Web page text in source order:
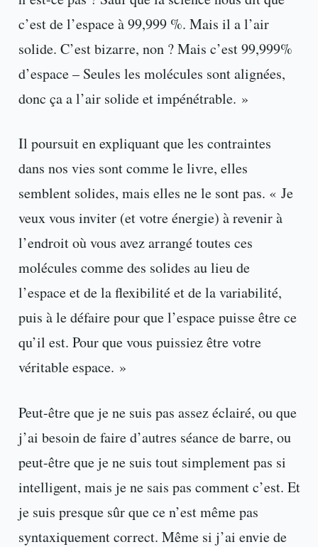
c’est de l’espace à 99,999 %. Mais il a l’air
solide. C’est bizarre, non ? Mais c’est 99,999%
d’espace – Seules les molécules sont alignées,
donc ça a l’air solide et impénétrable. »
Il poursuit en expliquant que les contraintes
dans nos vies sont comme le livre, elles
semblent solides, mais elles ne le sont pas. « Je
veux vous inviter (et votre énergie) à revenir à
l’endroit où vous avez arrangé toutes ces
molécules comme des solides au lieu de
l’espace et de la flexibilité et de la variabilité,
puis à le défaire pour que l’espace puisse être ce
qu’il est. Pour que vous puissiez être votre
véritable espace. »
Peut-être que je ne suis pas assez éclairé, ou que
j’ai besoin de faire d’autres séance de barre, ou
peut-être que je ne suis tout simplement pas si
intelligent, mais je ne sais pas comment c’est. Et
je suis presque sûr que ce n’est même pas
syntaxiquement correct. Même si j’ai envie de